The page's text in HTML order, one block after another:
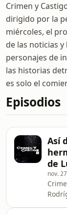
Crimen y
dirigido por la
miércoles, el
de las noticias
personajes de
las historias
es solo el
Episodios
Así
de
nov.